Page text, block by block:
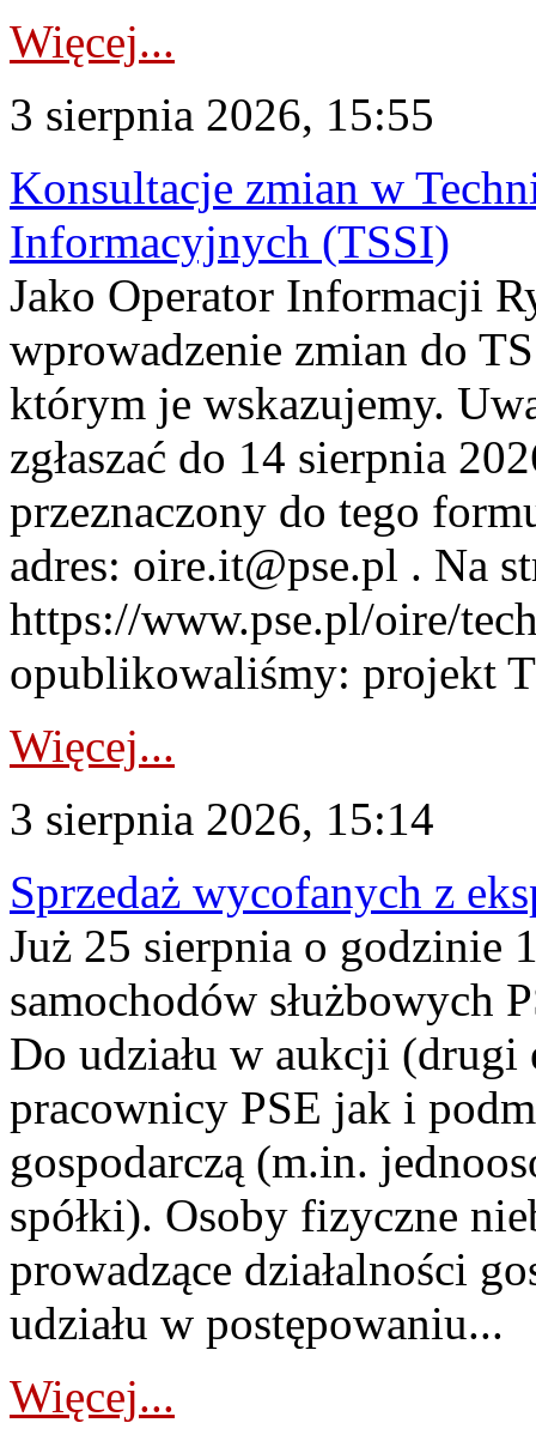
Więcej...
3 sierpnia 2026, 15:55
Konsultacje zmian w
Informacyjnych (TSSI)
Jako Operator Informacji
wprowadzenie zmian do
którym je wskazujemy.
zgłaszać do 14 sierpnia
przeznaczony do tego
adres: oire.it@pse.pl . Na
https://www.pse.pl/oire/
opublikowaliśmy: projekt
Więcej...
3 sierpnia 2026, 15:14
Sprzedaż wycofanych z
Już 25 sierpnia o godzinie
samochodów służbowych
Do udziału w aukcji (drugi
pracownicy PSE jak i
gospodarczą (m.in.
spółki). Osoby fizyczne
prowadzące działalności
udziału w postępowaniu...
Więcej...